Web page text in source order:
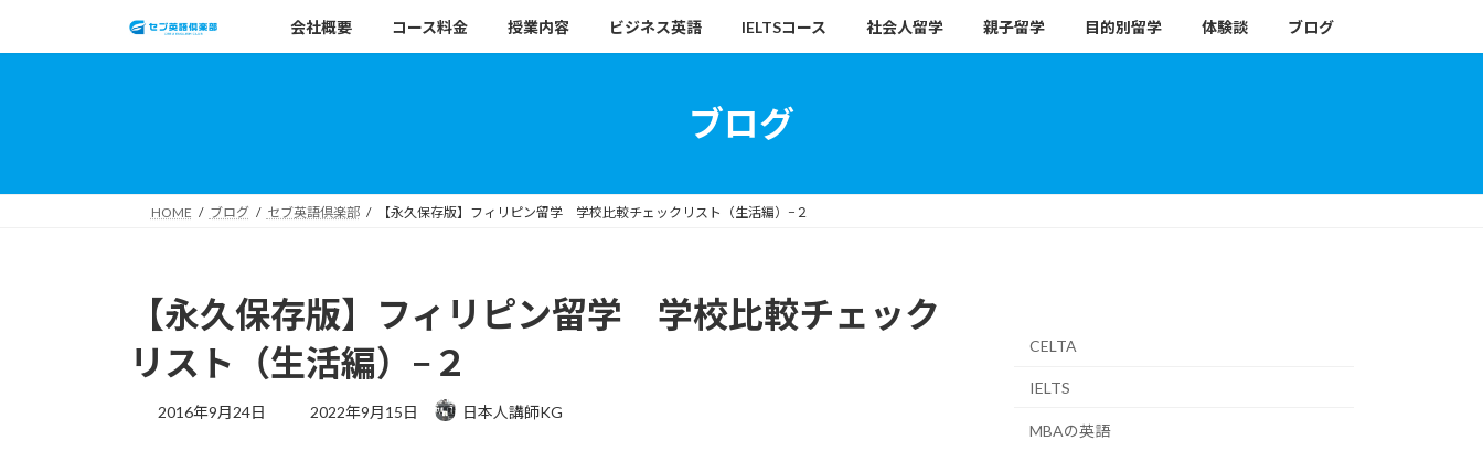
キ
に
会社概要 コース料金 授業内容 ビジネス英語 IELTSコース 社会人留学 親子留学 目的別留学 体験談 ブログ
ブログ
HOME ブログ セブ英語倶楽部 【永久保存版】フィリピン留学 学校比較チェックリスト（生活編）−２
【永久保存版】フィリピン留学 学校比較チェック
リスト（生活編）−２
2016年9月24日
最
2022年9月15日 日本人講師KG
CELTA
IELTS
MBAの英語